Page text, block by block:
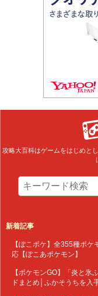
攻略大百科はゲームをはじめと
新着記事
【ぽこポケ】全355種ポ
応【ぽこあポケモン】
【ポケモンGO】「炎と氷
ドまとめ│ふかそうちを入